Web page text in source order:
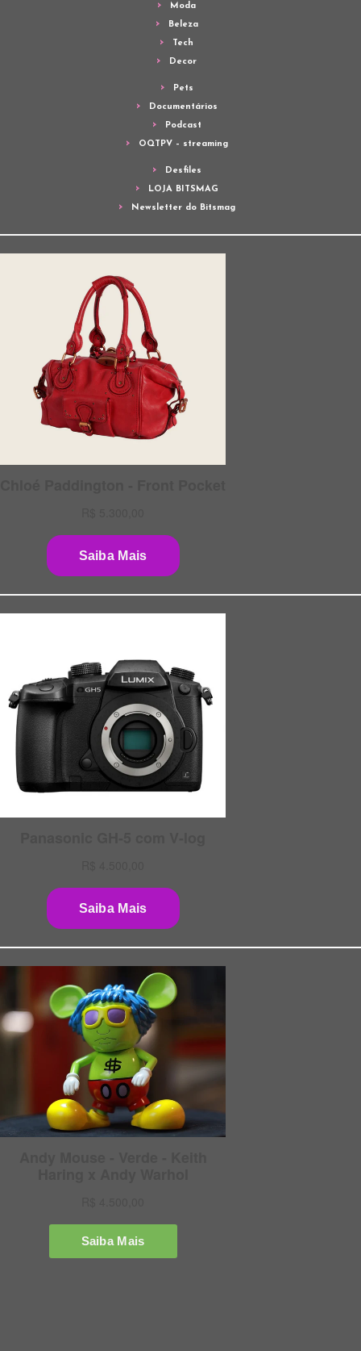
Moda
Beleza
Tech
Decor
Pets
Documentários
Podcast
OQTPV – streaming
Desfiles
LOJA BITSMAG
Newsletter do Bitsmag